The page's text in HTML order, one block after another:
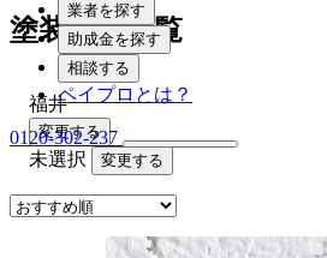
業者を探す
助成金を探す
相談する
ペイプロとは？
0120-302-237
塗装業者一覧
福井
変更する
未選択 変更する